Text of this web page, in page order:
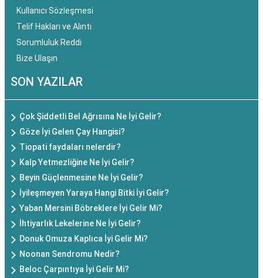
Kullanıcı Sözleşmesi
Telif Hakları ve Alıntı
Sorumluluk Reddi
Bize Ulaşın
SON YAZILAR
Çok Şiddetli Bel Ağrısına Ne İyi Gelir?
Göze İyi Gelen Çay Hangisi?
Tiopati faydaları nelerdir?
Kalp Yetmezliğine Ne İyi Gelir?
Beyin Güçlenmesine Ne İyi Gelir?
İyileşmeyen Yaraya Hangi Bitki İyi Gelir?
Yaban Mersini Böbreklere İyi Gelir Mi?
İhtiyarlık Lekelerine Ne İyi Gelir?
Donuk Omuza Kaplıca İyi Gelir Mi?
Noonan Sendromu Nedir?
Beloc Çarpıntıya İyi Gelir Mi?